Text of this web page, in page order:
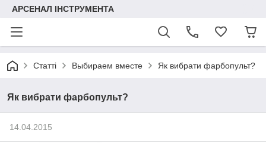
АРСЕНАЛ ІНСТРУМЕНТА
Статті Выбираем вместе Як вибрати фарбопульт?
Як вибрати фарбопульт?
14.04.2015